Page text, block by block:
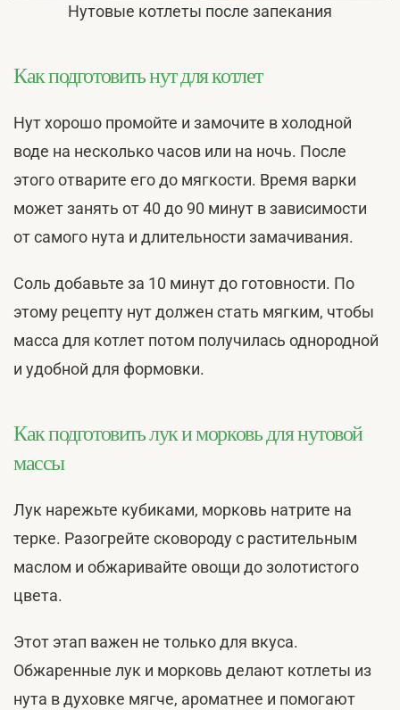
Нутовые котлеты после запекания
Как подготовить нут для котлет
Нут хорошо промойте и замочите в холодной
воде на несколько часов или на ночь. После
этого отварите его до мягкости. Время варки
может занять от 40 до 90 минут в зависимости
от самого нута и длительности замачивания.
Соль добавьте за 10 минут до готовности. По
этому рецепту нут должен стать мягким, чтобы
масса для котлет потом получилась однородной
и удобной для формовки.
Как подготовить лук и морковь для нутовой
массы
Лук нарежьте кубиками, морковь натрите на
терке. Разогрейте сковороду с растительным
маслом и обжаривайте овощи до золотистого
цвета.
Этот этап важен не только для вкуса.
Обжаренные лук и морковь делают котлеты из
нута в духовке мягче, ароматнее и помогают